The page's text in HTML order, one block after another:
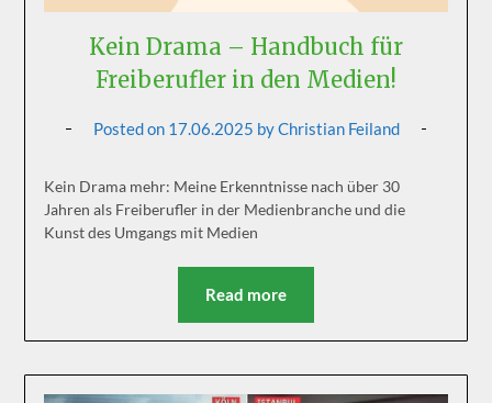
Kein Drama – Handbuch für
Freiberufler in den Medien!
Posted on 17.06.2025 byChristian Feiland
Kein Drama mehr: Meine Erkenntnisse nach über 30
Jahren als Freiberufler in der Medienbranche und die
Kunst des Umgangs mit Medien
Read more